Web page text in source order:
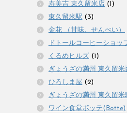
寿美吉 東久留米店 (1)
東久留米駅 (3)
金花 （甘味、せんべい）
ドトールコーヒーショッ
くるめヒルズ (1)
ぎょうざの満州 東久留米
ひろしま屋 (2)
ぎょうざの満州 東久留米
ワイン食堂ボッテ(Botte)